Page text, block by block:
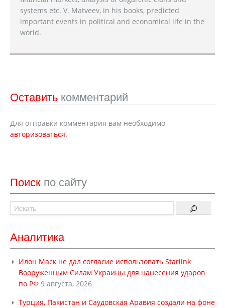
systems etc. V. Matveev, in his books, predicted
important events in political and economical life in the
world.
Оставить комментарий
Для отправки комментария вам необходимо
авторизоваться.
Поиск по сайту
Аналитика
Илон Маск не дал согласие использовать Starlink
Вооруженным Силам Украины для нанесения ударов
по РФ 9 августа, 2026
Турция, Пакистан и Саудовская Аравия создали на фоне